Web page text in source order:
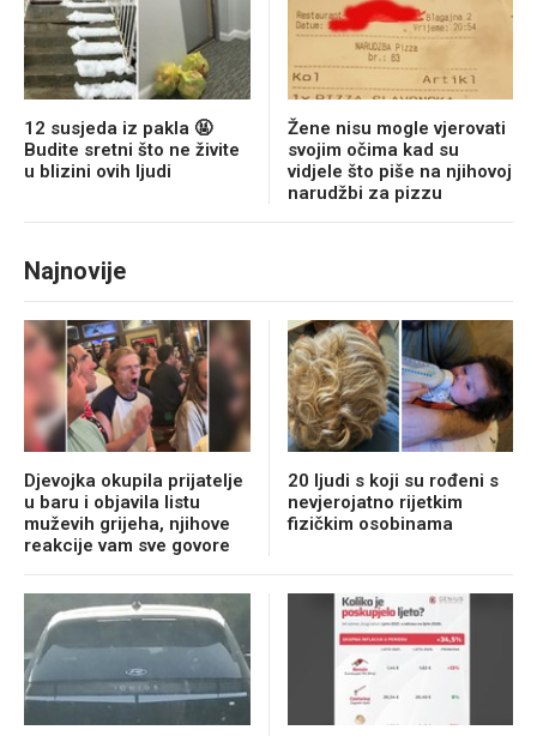
12 susjeda iz pakla 🤬
Budite sretni što ne živite
u blizini ovih ljudi
Žene nisu mogle vjerovati
svojim očima kad su
vidjele što piše na njihovoj
narudžbi za pizzu
Najnovije
Djevojka okupila prijatelje
u baru i objavila listu
muževih grijeha, njihove
reakcije vam sve govore
20 ljudi s koji su rođeni s
nevjerojatno rijetkim
fizičkim osobinama